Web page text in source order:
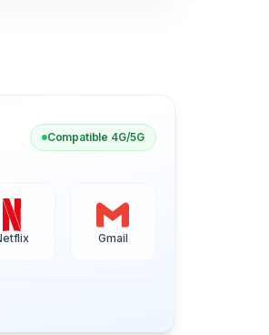
Compatible 4G/5G
Gmail